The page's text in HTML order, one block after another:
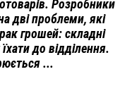
Розробники
дві проблеми, які
грошей: складні
до відділення.
...